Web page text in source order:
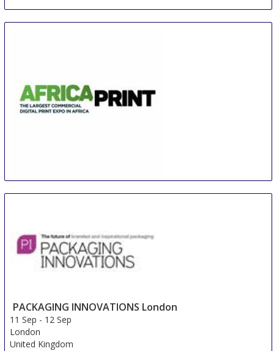
PACKAGING INNOVATIONS London
11 Sep - 12 Sep
London
United Kingdom